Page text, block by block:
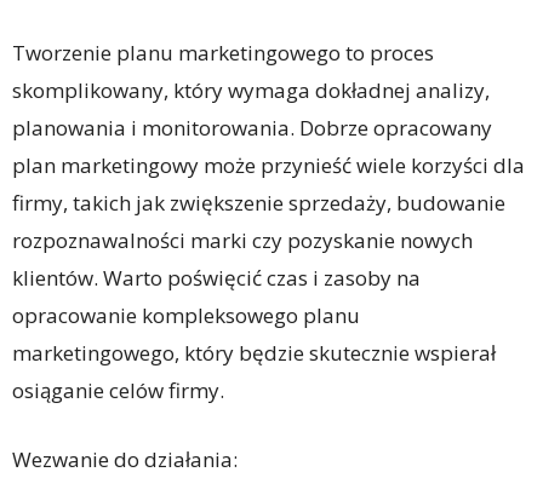
Tworzenie planu marketingowego to proces
skomplikowany, który wymaga dokładnej analizy,
planowania i monitorowania. Dobrze opracowany
plan marketingowy może przynieść wiele korzyści dla
firmy, takich jak zwiększenie sprzedaży, budowanie
rozpoznawalności marki czy pozyskanie nowych
klientów. Warto poświęcić czas i zasoby na
opracowanie kompleksowego planu
marketingowego, który będzie skutecznie wspierał
osiąganie celów firmy.
Wezwanie do działania: